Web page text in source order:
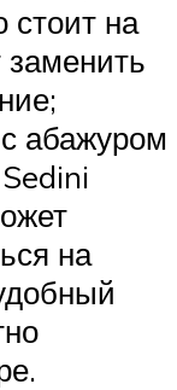
стоит на
абажуром
на